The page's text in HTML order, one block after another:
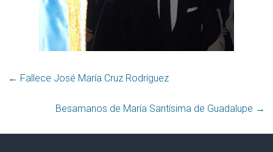
← Fallece José María Cruz Rodríguez
Besamanos de María Santísima de Guadalupe →